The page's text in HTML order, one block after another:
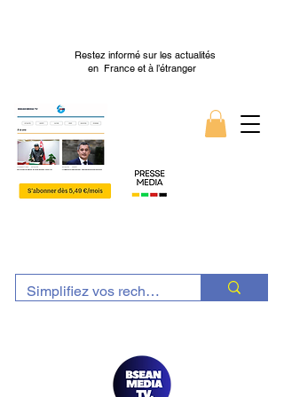
Restez informé sur les actualités
en France et à l’étranger